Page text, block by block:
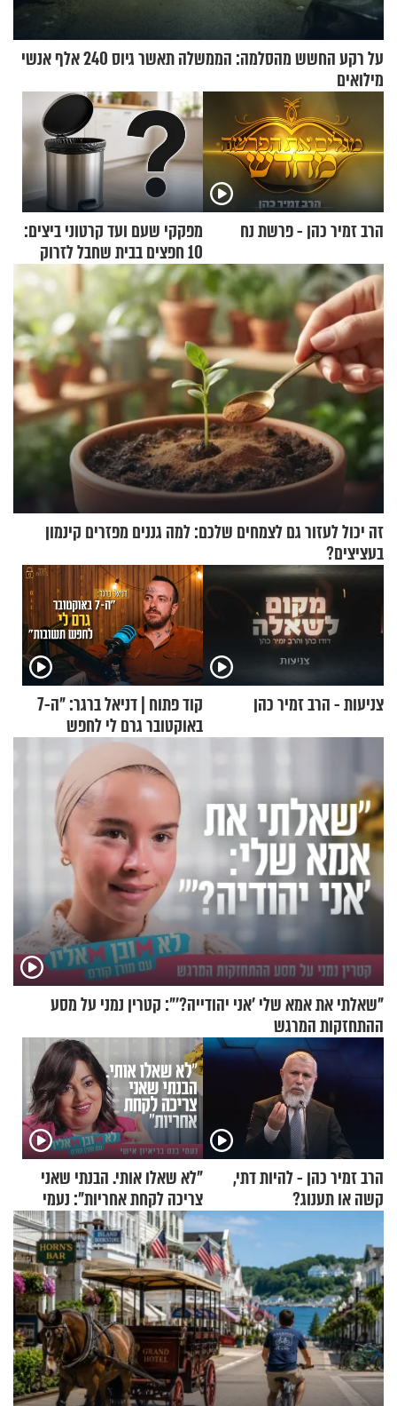
על רקע החשש מהסלמה: הממשלה תאשר גיוס 240 אלף אנשי
מילואים
הרב זמיר כהן - פרשת נח
מפקקי שעם ועד קרטוני ביצים:
10 חפצים בבית שחבל לזרוק
לפח
זה יכול לעזור גם לצמחים שלכם: למה גננים מפזרים קינמון
בעציצים?
צניעות - הרב זמיר כהן
קוד פתוח | דניאל ברגר: "ה-7
באוקטובר גרם לי לחפש
תשובות"
"שאלתי את אמא שלי 'אני יהודייה?'": קטרין נמני על מסע
ההתחזקות המרגש
הרב זמיר כהן - להיות דתי,
קשה או תענוג?
"לא שאלו אותי. הבנתי שאני
צריכה לקחת אחריות": נעמי
בנט בריאיון אישי